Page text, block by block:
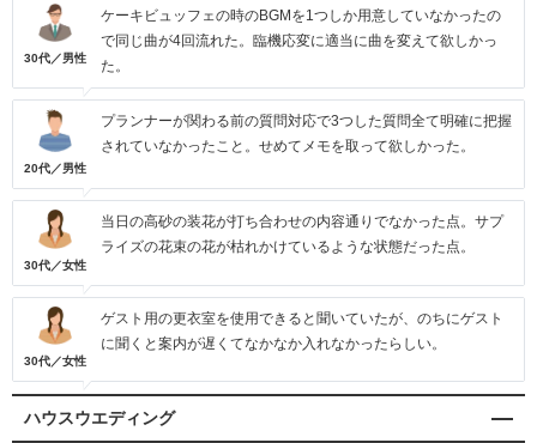
30代／男性
ケーキビュッフェの時のBGMを1つしか用意していなかったの
で同じ曲が4回流れた。臨機応変に適当に曲を変えて欲しかっ
た。
20代／男性
プランナーが関わる前の質問対応で3つした質問全て明確に把握
されていなかったこと。せめてメモを取って欲しかった。
30代／女性
当日の高砂の装花が打ち合わせの内容通りでなかった点。サプ
ライズの花束の花が枯れかけているような状態だった点。
30代／女性
ゲスト用の更衣室を使用できると聞いていたが、のちにゲスト
に聞くと案内が遅くてなかなか入れなかったらしい。
ハウスウエディング